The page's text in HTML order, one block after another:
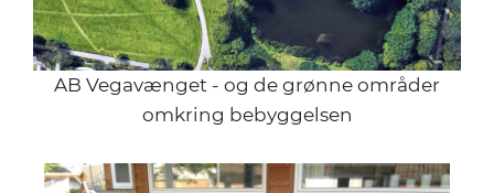
AB Vegavænget - og de grønne områder
omkring bebyggelsen